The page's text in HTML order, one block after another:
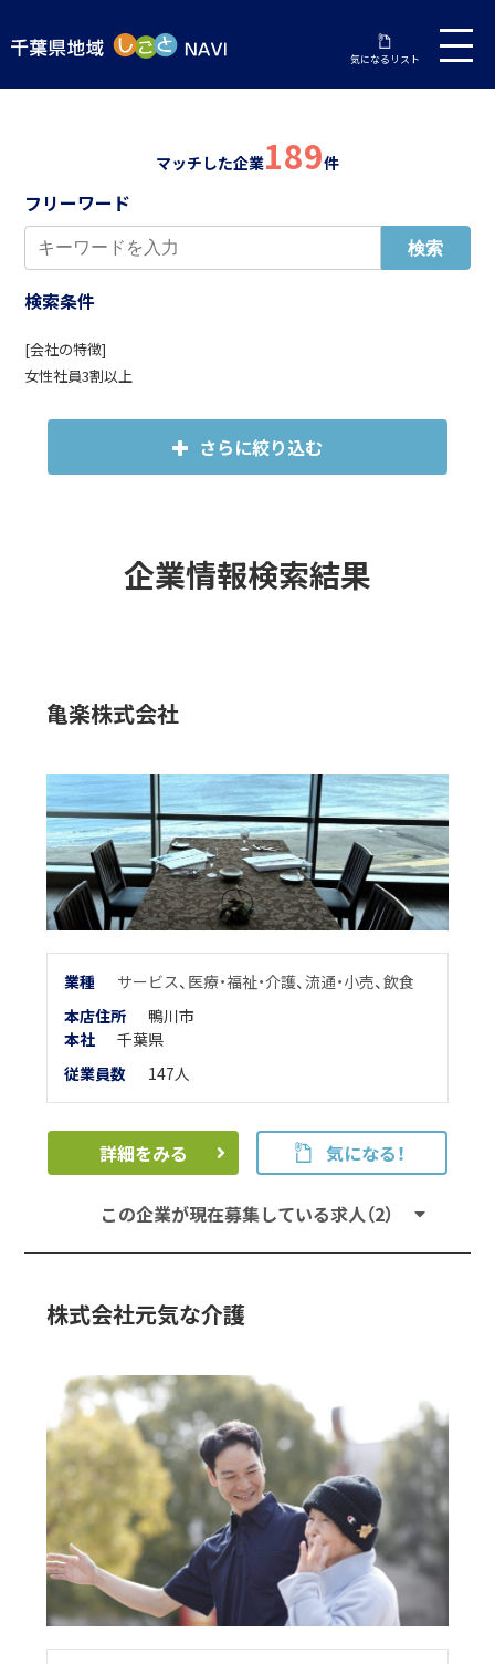
気になるリスト
マッチした企業189件
フリーワード
検索条件
[会社の特徴]
女性社員3割以上
さらに絞り込む
企業情報検索結果
亀楽株式会社
業種 サービス、 医療・福祉・介護、流通・小売、飲食
本店住所
鴨川市
本社
千葉県
従業員数
147人
詳細をみる 気になる！
この企業が現在募集している求人（2）
株式会社元気な介護